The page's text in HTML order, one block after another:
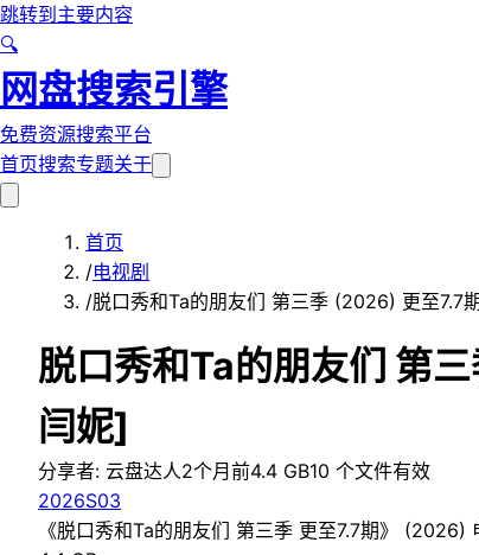
跳转到主要内容
🔍
网盘搜索引擎
免费资源搜索平台
首页搜索专题关于
首页
/电视剧
/脱口秀和Ta的朋友们 第三季 (2026) 更至7.7
脱口秀和Ta的朋友们 第
闫妮]
分享者: 云盘达人2个月前4.4 GB10 个文件有效
2026S03
《脱口秀和Ta的朋友们 第三季 更至7.7期》 (2026)